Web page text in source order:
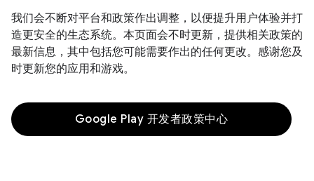
我们会不断对平台和政策作出调整，以便提升用户体验并打
造更安全的生态系统。本页面会不时更新，提供相关政策的
最新信息，其中包括您可能需要作出的任何更改。感谢您及
时更新您的应用和游戏。
Google Play 开发者政策中心